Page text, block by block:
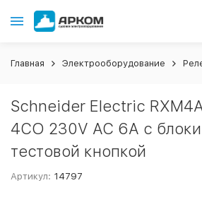
Главная Электрооборудование
Schneider Electric
4CO 230V AC 6A с
тестовой кнопкой
Артикул: 14797